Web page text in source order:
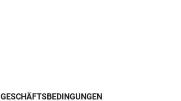
GESCHÄFTSBEDINGUNGEN